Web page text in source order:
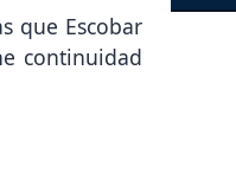
que Escobar
continuidad